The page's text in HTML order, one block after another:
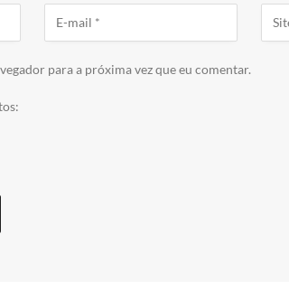
para a próxima vez que eu comentar.